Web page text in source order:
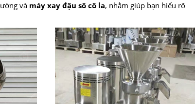
và máy xay đậu sô cô la, nhằm giúp bạn hiểu rõ